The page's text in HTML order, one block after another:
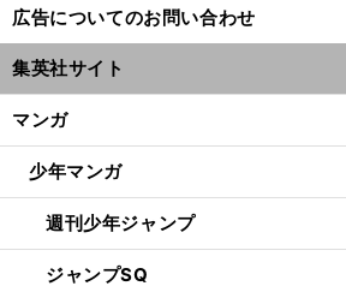
広告についてのお問い合わせ
集英社サイト
マンガ
少年マンガ
週刊少年ジャンプ
ジャンプSQ